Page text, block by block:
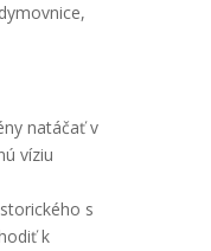
natáčať v
víziu
s
k